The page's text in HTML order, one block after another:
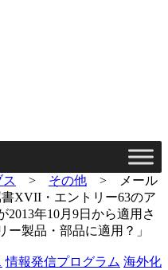
> その他 >
メール
XVII・エントリー63のア
年10月9日から適用さ
製品・部品に適用？」
情報発信プログラム 海外化